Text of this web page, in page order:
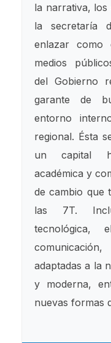
la narrativa,
la secretaría
enlazar como
medios
del Gobierno
garante de
entorno
regional. Ésta
un capital
académica y
de cambio que
las 7T.
tecnológica,
adaptadas a la
y moderna,
nuevas formas